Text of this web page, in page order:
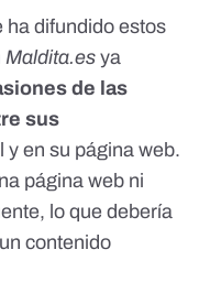
ha difundido estos
Maldita.es ya
de las
sus
y en su página web.
página web ni
lo que debería
contenido